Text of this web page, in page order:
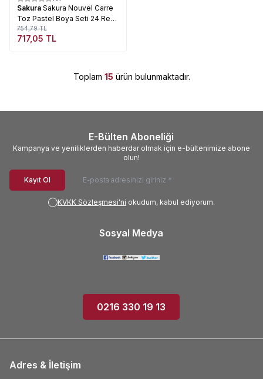
Sakura Sakura Nouvel Carre
Toz Pastel Boya Seti 24 Renk
NCT-24A
754,79TL
717,05 TL
Toplam 15 ürün bulunmaktadır.
E-Bülten Aboneliği
Kampanya ve yeniliklerden haberdar olmak için e-bültenimize abone
olun!
Kayıt Ol
KVKK Sözleşmesi'ni okudum, kabul ediyorum.
Sosyal Medya
0216 330 19 13
Adres & İletişim